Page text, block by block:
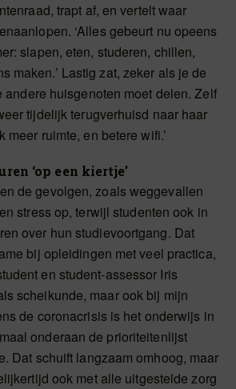
trapt af, en vertelt waar
‘Alles gebeurt nu opeens
slapen, eten, studeren, chillen,
maken.’ Lastig zat, zeker als je de
andere huisgenoten moet delen. Zelf
tijdelijk terugverhuisd naar haar
meer ruimte, en betere wifi.’
‘op een kiertje’
de gevolgen, zoals weggevallen
stress op, terwijl studenten ook in
over hun studievoortgang. Dat
bij opleidingen met veel practica,
en student-assessor Iris
scheikunde, maar ook bij mijn
de coronacrisis is het onderwijs in
onderaan de prioriteitenlijst
Dat schuift langzaam omhoog, maar
ook met alle uitgestelde zorg